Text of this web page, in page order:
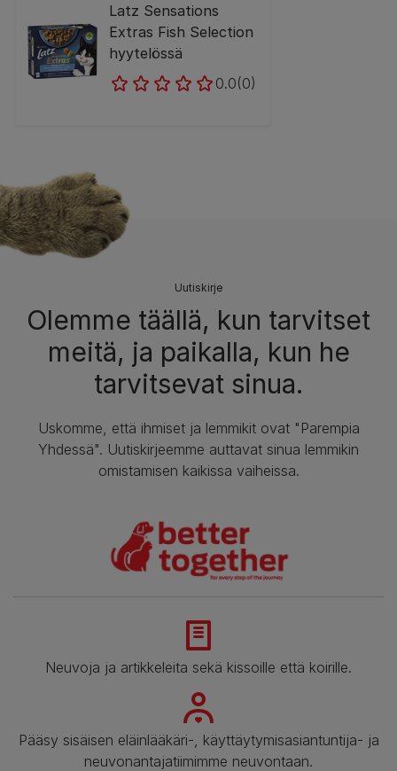
Latz Sensations
Extras Fish Selection
hyytelössä
0.0(0)
Uutiskirje
Olemme täällä, kun tarvitset
meitä, ja paikalla, kun he
tarvitsevat sinua.
Uskomme, että ihmiset ja lemmikit ovat "Parempia
Yhdessä". Uutiskirjeemme auttavat sinua lemmikin
omistamisen kaikissa vaiheissa.
Neuvoja ja artikkeleita sekä kissoille että koirille.
Pääsy sisäisen eläinlääkäri-, käyttäytymisasiantuntija- ja
neuvonantajatiimimme neuvontaan.